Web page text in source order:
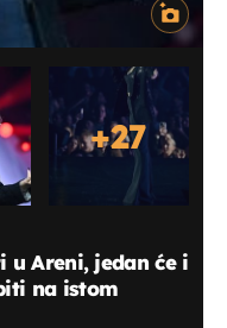
+27
Areni, jedan će i
na istom